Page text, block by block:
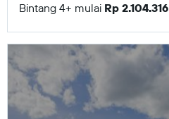
Bintang 4+ mulai Rp 2.104.316